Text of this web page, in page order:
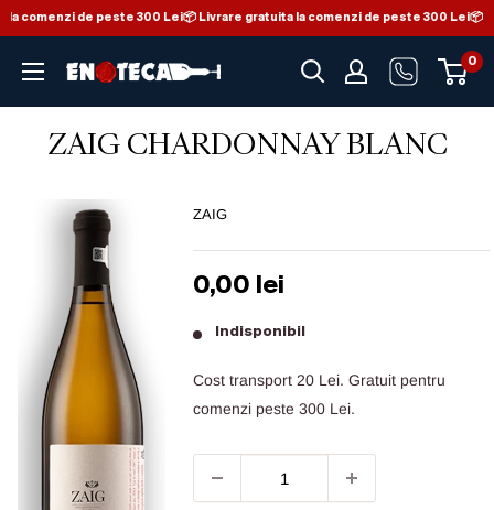
la comenzi de peste 300 Lei📦 Livrare gratuita la comenzi de peste 300 Lei📦
Enoteca - Magazin de vinuri din Italia
0
ZAIG CHARDONNAY BLANC
ZAIG
Preț de vânzare
0,00 lei
Indisponibil
Cost transport 20 Lei. Gratuit pentru
comenzi peste 300 Lei.